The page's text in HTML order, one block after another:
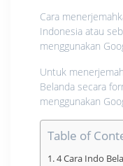
Cara
Indonesia atau
menggunakan
Untuk
Belanda secara
menggunakan
Table of
4 Cara Indo